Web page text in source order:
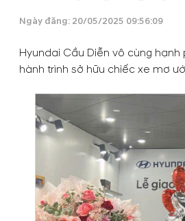
Ngày đăng: 20/05/2025 09:56:09
Hyundai Cầu Diễn vô cùng
hành trình sở hữu chiếc xe mơ